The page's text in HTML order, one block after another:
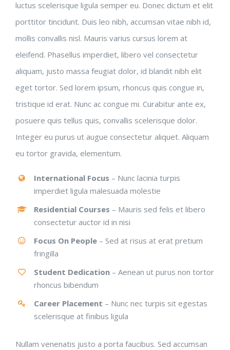
luctus scelerisque ligula semper eu. Donec dictum et elit
porttitor tincidunt. Duis leo nibh, accumsan vitae nibh id,
mollis convallis nisl. Mauris varius cursus lorem at
eleifend. Phasellus imperdiet, libero vel consectetur
aliquam, justo massa feugiat dolor, id blandit nibh elit
eget tortor. Sed lorem ipsum, rhoncus quis congue in,
tristique id erat. Nunc ac congue mi. Curabitur ante ex,
posuere quis tellus quis, convallis scelerisque dolor.
Integer eu purus ut augue consectetur aliquet. Aliquam
eu tortor gravida, elementum.
International Focus – Nunc lacinia turpis
imperdiet ligula malesuada molestie
Residential Courses – Mauris sed felis et libero
consectetur auctor id in nisi
Focus On People – Sed at risus at erat pretium
fringilla
Student Dedication – Aenean ut purus non tortor
rhoncus bibendum
Career Placement – Nunc nec turpis sit egestas
scelerisque at finibus ligula
Nullam venenatis justo a porta faucibus. Sed accumsan